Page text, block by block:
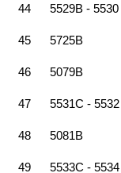
44 5529B - 5530
45 5725B
46 5079B
47 5531C - 5532
48 5081B
49 5533C - 5534